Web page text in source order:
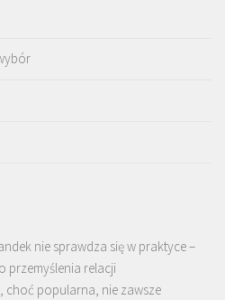
nie sprawdza się w praktyce –
przemyślenia relacji
choć popularna, nie zawsze